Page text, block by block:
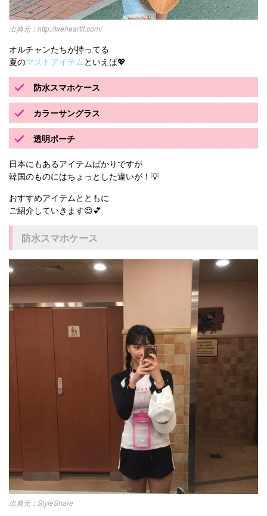
http://weheartit.com/
オルチャンたちが持ってる
夏のマストアイテム といえば💖
防水スマホケース
カラーサングラス
透明ポーチ
日本にもあるアイテムばかりですが
韓国のものにはちょっとした違いが！💡
おすすめアイテムとともに
ご紹介していきます😍💕
防水スマホケース
StyleShare